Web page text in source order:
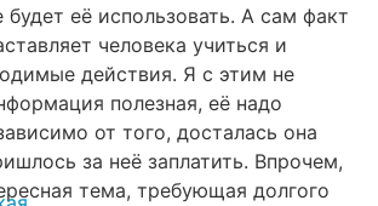
её использовать. А сам факт
человека учиться и
действия. Я с этим не
полезная, её надо
от того, досталась она
за неё заплатить. Впрочем,
тема, требующая долгого